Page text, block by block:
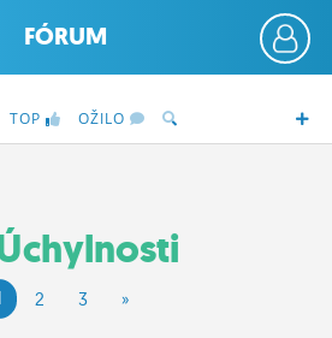
FÓRUM
TOP OŽILO
2 3 »